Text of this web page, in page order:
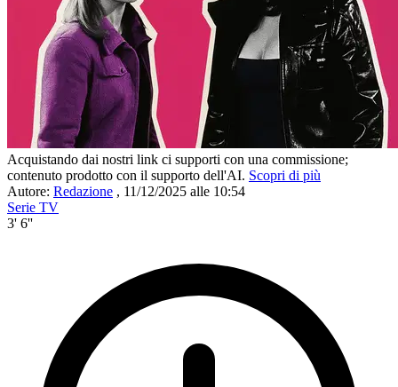
Acquistando dai nostri link ci supporti con una commissione;
contenuto prodotto con il supporto dell'AI. Scopri di più
Autore: Redazione , 11/12/2025 alle 10:54
Serie TV
3' 6''